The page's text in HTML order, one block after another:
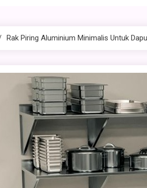
Rak Piring Aluminium Minimalis Untuk